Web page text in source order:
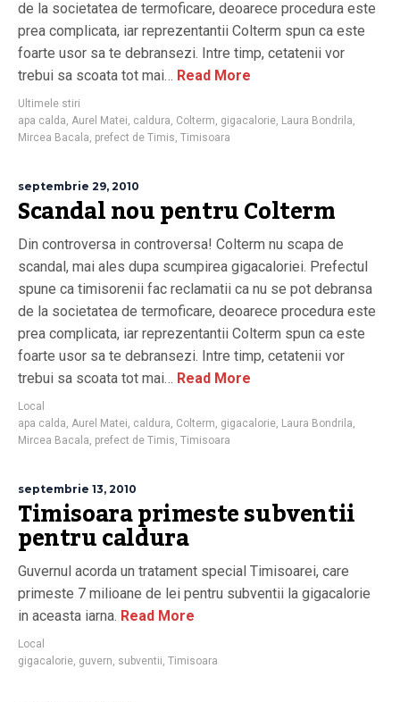
de la societatea de termoficare, deoarece procedura este
prea complicata, iar reprezentantii Colterm spun ca este
foarte usor sa te debransezi. Intre timp, cetatenii vor
trebui sa scoata tot mai… Read More
Ultimele stiri
apa calda, Aurel Matei, caldura, Colterm, gigacalorie, Laura Bondrila,
Mircea Bacala, prefect de Timis, Timisoara
septembrie 29, 2010
Scandal nou pentru Colterm
Din controversa in controversa! Colterm nu scapa de
scandal, mai ales dupa scumpirea gigacaloriei. Prefectul
spune ca timisorenii fac reclamatii ca nu se pot debransa
de la societatea de termoficare, deoarece procedura este
prea complicata, iar reprezentantii Colterm spun ca este
foarte usor sa te debransezi. Intre timp, cetatenii vor
trebui sa scoata tot mai… Read More
Local
apa calda, Aurel Matei, caldura, Colterm, gigacalorie, Laura Bondrila,
Mircea Bacala, prefect de Timis, Timisoara
septembrie 13, 2010
Timisoara primeste subventii
pentru caldura
Guvernul acorda un tratament special Timisoarei, care
primeste 7 milioane de lei pentru subventii la gigacalorie
in aceasta iarna. Read More
Local
gigacalorie, guvern, subventii, Timisoara